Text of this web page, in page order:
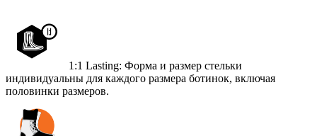
1:1 Lasting: Форма и размер стельки
индивидуальны для каждого размера ботинок, включая
половинки размеров.